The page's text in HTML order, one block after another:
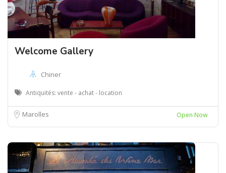
Welcome Gallery
Chiner
Antiquités: vente - achat - location
Marolles Open Now